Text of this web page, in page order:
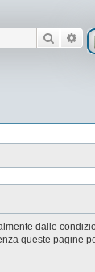
Cerca
dalle
queste pagine